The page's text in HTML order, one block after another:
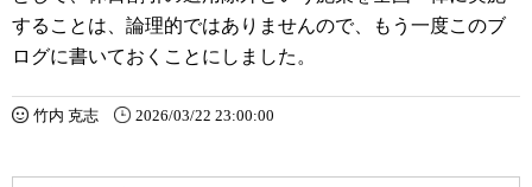
することは、論理的ではありませんので、もう一度このブ
ログに書いておくことにしました。
竹内 克志 2026/03/22 23:00:00